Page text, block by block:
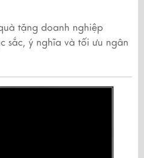
tặng doanh nghiệp
sắc, ý nghĩa và tối ưu ngân